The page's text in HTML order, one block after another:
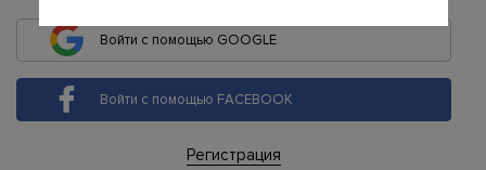
Войти с помощью GOOGLE
Войти с помощью FACEBOOK
Регистрация